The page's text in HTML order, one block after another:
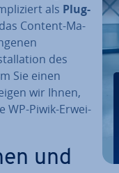
als Plug-
Content-Ma­
des
Sie einen
wir Ihnen,
WP-Piwik-Er­wei­
und